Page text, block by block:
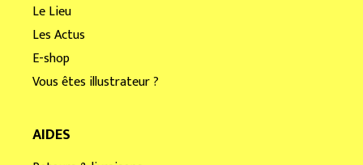
Le Lieu
Les Actus
E-shop
Vous êtes illustrateur ?
AIDES